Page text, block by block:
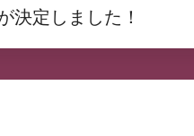
決定しました！